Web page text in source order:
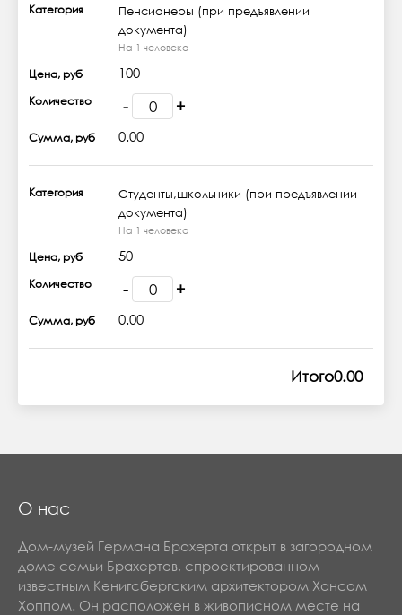
Категория
Пенсионеры (при предъявлении
документа)
На 1 человека
Цена, руб 100
Количество - +
Сумма, руб 0.00
Категория
Студенты,школьники (при предъявлении
документа)
На 1 человека
Цена, руб 50
Количество - +
Сумма, руб 0.00
Итого0.00
О нас
Дом-музей Германа Брахерта открыт в загородном
доме семьи Брахертов, спроектированном
известным Кенигсбергским архитектором Хансом
Хоппом. Он расположен в живописном месте на